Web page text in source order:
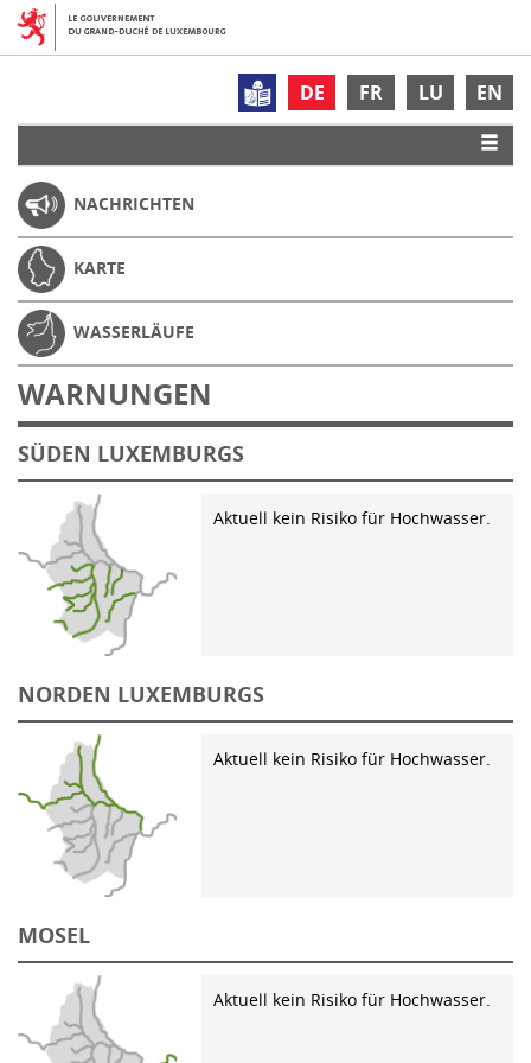
DE FR LU EN
NACHRICHTEN
KARTE
WASSERLÄUFE
WARNUNGEN
SÜDEN LUXEMBURGS
Aktuell kein Risiko für Hochwasser.
NORDEN LUXEMBURGS
Aktuell kein Risiko für Hochwasser.
MOSEL
Aktuell kein Risiko für Hochwasser.